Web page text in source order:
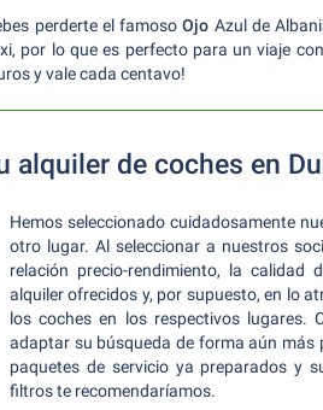
perderte el famosoOjo Azul de
por lo que es perfecto para un viaje
y vale cada centavo!
alquiler de coches en
Hemos seleccionado cuidadosamente
otro lugar. Al seleccionar a nuestros
relación precio-rendimiento, la calidad
alquiler ofrecidos y, por supuesto, en lo
los coches en los respectivos lugares.
adaptar su búsqueda de forma aún más
paquetes de servicio ya preparados y
filtros te recomendaríamos.